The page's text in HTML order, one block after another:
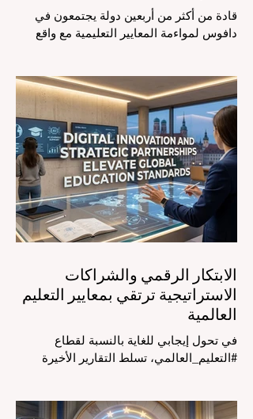
قادة من أكثر من أربعين دولة يجتمعون في
دافوس لمواءمة المعايير التعليمية مع واقع
مشهد #التعليم_العالمي تحولاً جذرياً وتاريخياً.
في الرابع من أغسطس 2026، توافد خبراء
دوليون وصناع قرار ومبتكرون في مجال
#تكنولوجيا_التعليم إلى مركز المؤتمرات في
دافوس لمناقشة التحديات والفرص الأكثر
إلحاحاً في قطاع التعلم. أثبت هذا الحدث
البارز، الذي عُقد في لحظة حاسمة، أن إعطاء
الأولوية لرفع #جودة_التعليم هو المحفز
الأساسي وال
الابتكار الرقمي والشراكات
الاستراتيجية ترتقي بمعايير التعليم
العالمية
في تحول إيجابي للغاية بالنسبة لقطاع
#التعليم_العالمي، تسلط التقارير الأخيرة
الفصول الدراسية في جميع أنحاء العالم، وهو